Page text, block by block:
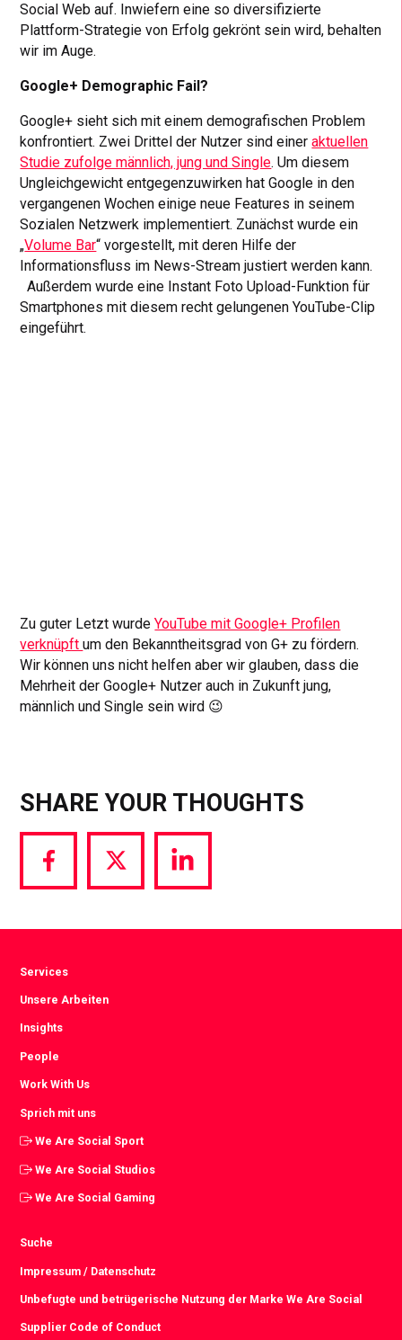
Social Web auf. Inwiefern eine so diversifizierte
Plattform-Strategie von Erfolg gekrönt sein wird, behalten
wir im Auge.
Google+ Demographic Fail?
Google+ sieht sich mit einem demografischen Problem
konfrontiert. Zwei Drittel der Nutzer sind eineraktuellen
Studie zufolge männlich, jung und Single. Um diesem
Ungleichgewicht entgegenzuwirken hat Google in den
vergangenen Wochen einige neue Features in seinem
Sozialen Netzwerk implementiert. Zunächst wurde ein
„Volume Bar“ vorgestellt, mit deren Hilfe der
Informationsfluss im News-Stream justiert werden kann.
Außerdem wurde eine Instant Foto Upload-Funktion für
Smartphones mit diesem recht gelungenen YouTube-Clip
eingeführt.
Zu guter Letzt wurdeYouTube mit Google+ Profilen
verknüpftum den Bekanntheitsgrad von G+ zu fördern.
Wir können uns nicht helfen aber wir glauben, dass die
Mehrheit der Google+ Nutzer auch in Zukunft jung,
männlich und Single sein wird 😉
SHARE YOUR THOUGHTS
Share
via
Share
via
Share
via
Services
Unsere Arbeiten
Insights
People
Work With Us
Sprich mit uns
We Are Social Sport
We Are Social Studios
We Are Social Gaming
Suche
Impressum / Datenschutz
Unbefugte und betrügerische Nutzung der Marke We Are Social
Supplier Code of Conduct